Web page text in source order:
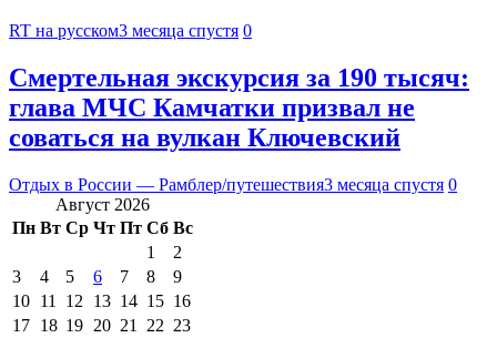
RT на русском3 месяца спустя 0
Смертельная экскурсия за 190 тысяч:
глава МЧС Камчатки призвал не
соваться на вулкан Ключевский
Отдых в России — Рамблер/путешествия3 месяца спустя 0
Август 2026
Пн Вт Ср Чт Пт Сб Вс
1
2
3
4 5 6 7 8
9
10 11 12 13 14 15 16
17 18 19 20 21 22 23